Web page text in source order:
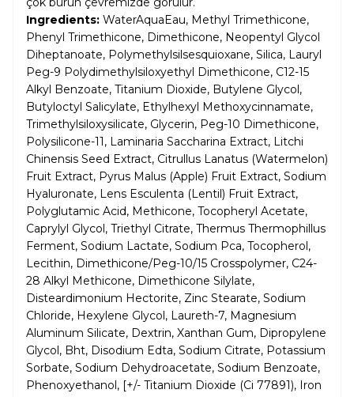
Ingredients: WaterAquaEau, Methyl Trimethicone,
Phenyl Trimethicone, Dimethicone, Neopentyl Glycol
Diheptanoate, Polymethylsilsesquioxane, Silica, Lauryl
Peg-9 Polydimethylsiloxyethyl Dimethicone, C12-15
Alkyl Benzoate, Titanium Dioxide, Butylene Glycol,
Butyloctyl Salicylate, Ethylhexyl Methoxycinnamate,
Trimethylsiloxysilicate, Glycerin, Peg-10 Dimethicone,
Polysilicone-11, Laminaria Saccharina Extract, Litchi
Chinensis Seed Extract, Citrullus Lanatus (Watermelon)
Fruit Extract, Pyrus Malus (Apple) Fruit Extract, Sodium
Hyaluronate, Lens Esculenta (Lentil) Fruit Extract,
Polyglutamic Acid, Methicone, Tocopheryl Acetate,
Caprylyl Glycol, Triethyl Citrate, Thermus Thermophillus
Ferment, Sodium Lactate, Sodium Pca, Tocopherol,
Lecithin, Dimethicone/Peg-10/15 Crosspolymer, C24-
28 Alkyl Methicone, Dimethicone Silylate,
Disteardimonium Hectorite, Zinc Stearate, Sodium
Chloride, Hexylene Glycol, Laureth-7, Magnesium
Aluminum Silicate, Dextrin, Xanthan Gum, Dipropylene
Glycol, Bht, Disodium Edta, Sodium Citrate, Potassium
Sorbate, Sodium Dehydroacetate, Sodium Benzoate,
Phenoxyethanol, [+/- Titanium Dioxide (Ci 77891), Iron